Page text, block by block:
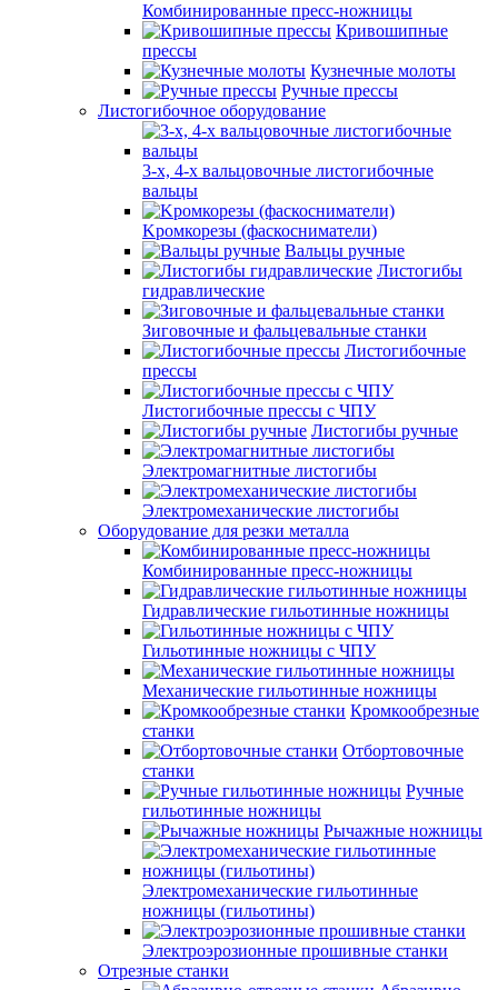
Комбинированные пресс-ножницы
Кривошипные
прессы
Кузнечные молоты
Ручные прессы
Листогибочное оборудование
3-х, 4-х вальцовочные листогибочные
вальцы
Kромкорезы (фаскосниматели)
Вальцы ручные
Листогибы
гидравлические
Зиговочные и фальцевальные станки
Листогибочные
прессы
Листогибочные прессы с ЧПУ
Листогибы ручные
Электромагнитные листогибы
Электромеханические листогибы
Оборудование для резки металла
Комбинированные пресс-ножницы
Гидравлические гильотинные ножницы
Гильотинные ножницы с ЧПУ
Механические гильотинные ножницы
Кромкообрезные
станки
Отбортовочные
станки
Ручные
гильотинные ножницы
Рычажные ножницы
Электромеханические гильотинные
ножницы (гильотины)
Электроэрозионные прошивные станки
Отрезные станки